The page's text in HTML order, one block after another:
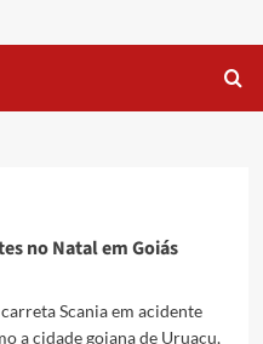
no Natal em Goiás
Scania em acidente
a cidade goiana de Uruaçu,